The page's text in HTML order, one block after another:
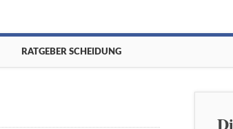
RATGEBER SCHEIDUNG